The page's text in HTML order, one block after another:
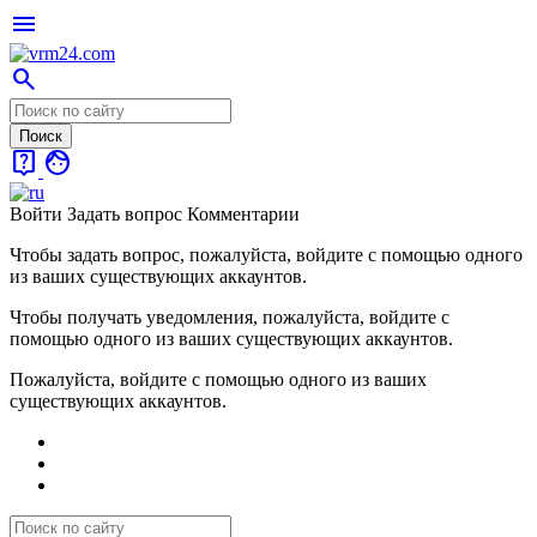
menu
search
live_help face
Войти Задать вопрос Комментарии
Чтобы задать вопрос, пожалуйста, войдите с помощью одного
из ваших существующих аккаунтов.
Чтобы получать уведомления, пожалуйста, войдите с
помощью одного из ваших существующих аккаунтов.
Пожалуйста, войдите с помощью одного из ваших
существующих аккаунтов.